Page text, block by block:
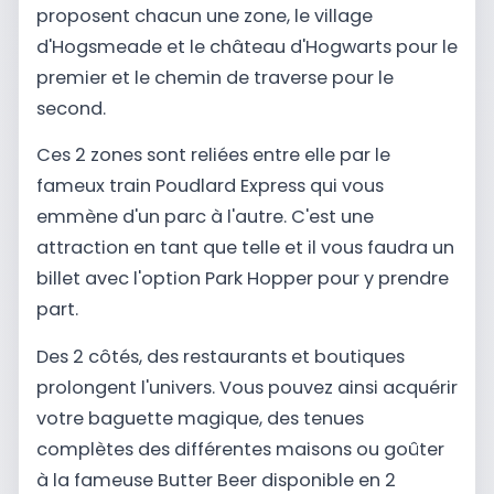
proposent chacun une zone, le village
d'Hogsmeade et le château d'Hogwarts pour le
premier et le chemin de traverse pour le
second.
Ces 2 zones sont reliées entre elle par le
fameux train Poudlard Express qui vous
emmène d'un parc à l'autre. C'est une
attraction en tant que telle et il vous faudra un
billet avec l'option Park Hopper pour y prendre
part.
Des 2 côtés, des restaurants et boutiques
prolongent l'univers. Vous pouvez ainsi acquérir
votre baguette magique, des tenues
complètes des différentes maisons ou goûter
à la fameuse Butter Beer disponible en 2